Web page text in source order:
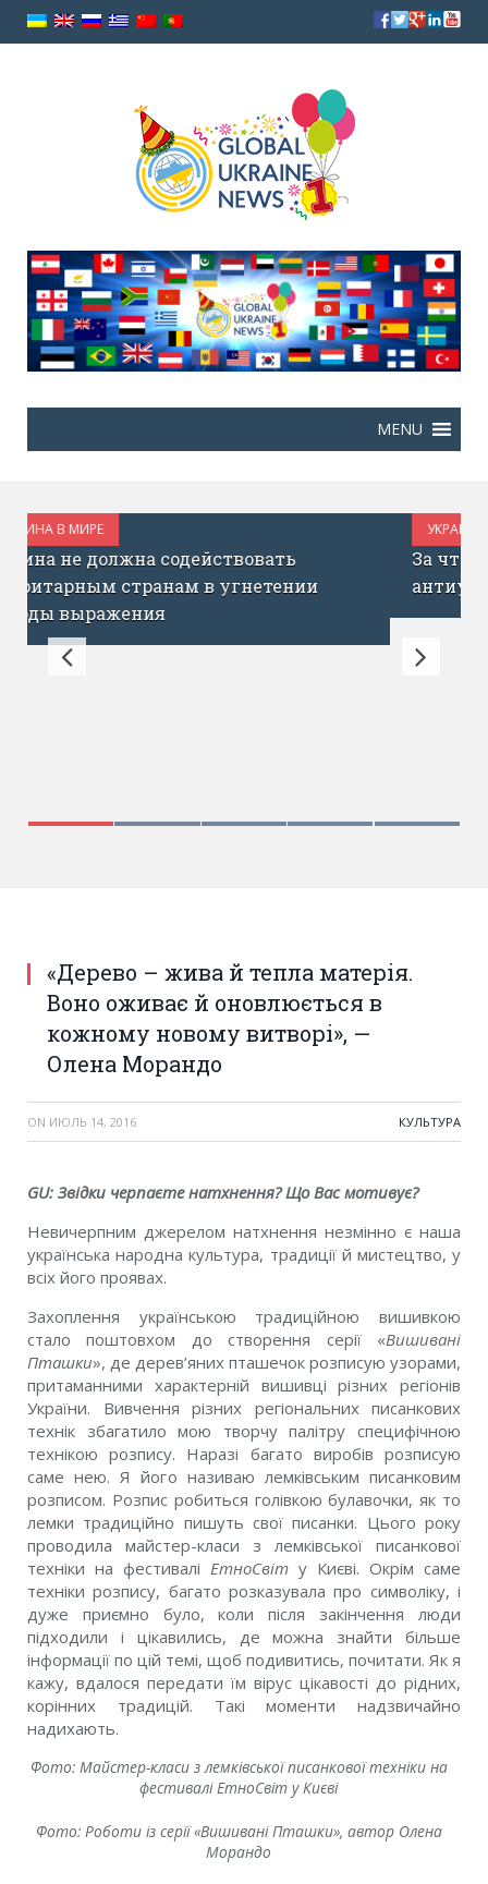
УКРАИНА В МИРЕ
ИЮЛЬ 31, 2017
За что Мыколу Вересня обвинили в
антиукраинской позиции?
«Дерево – жива й тепла матерія.
Воно оживає й оновлюється в
кожному новому витворі», —
Олена Морандо
ON ИЮЛЬ 14, 2016 КУЛЬТУРА
GU: Звідки черпаєте натхнення? Що Вас мотивує?
Невичерпним джерелом натхнення незмінно є наша
українська народна культура, традиції й мистецтво, у
всіх його проявах.
Захоплення українською традиційною вишивкою
стало поштовхом до створення серії «Вишивані
Пташки», де дерев’яних пташечок розписую узорами,
притаманними характерній вишивці різних регіонів
України. Вивчення різних регіональних писанкових
технік збагатило мою творчу палітру специфічною
технікою розпису. Наразі багато виробів розписую
саме нею. Я його називаю лемківським писанковим
розписом. Розпис робиться голівкою булавочки, як то
лемки традиційно пишуть свої писанки. Цього року
проводила майстер-класи з лемківської писанкової
техніки на фестивалі ЕтноСвіт у Києві. Окрім саме
техніки розпису, багато розказувала про символіку, і
дуже приємно було, коли після закінчення люди
підходили і цікавились, де можна знайти більше
інформації по цій темі, щоб подивитись, почитати. Як я
кажу, вдалося передати їм вірус цікавості до рідних,
корінних традицій. Такі моменти надзвичайно
надихають.
Фото: Майстер-класи з лемківської писанкової техніки на
фестивалі ЕтноСвіт у Києві
Фото: Роботи із серії «Вишивані Пташки», автор Олена
Морандо